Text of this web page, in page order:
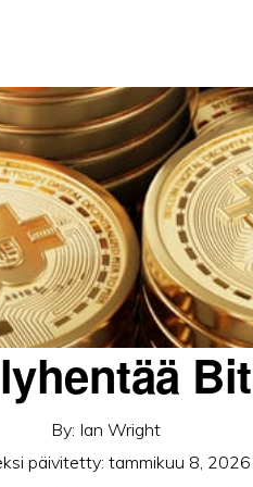
By: Ian Wright
päivitetty: tammikuu 8, 2026